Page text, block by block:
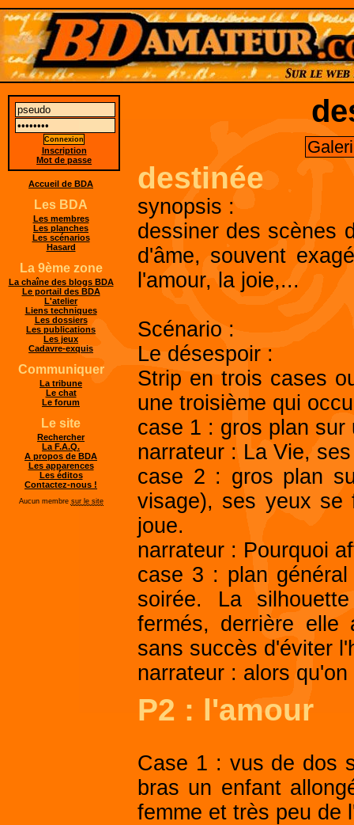
destinée
synopsis :
dessiner des scènes
d'âme, souvent
l'amour, la joie,...
Scénario :
Le désespoir :
Strip en trois cases
une troisième qui
case 1 : gros plan
narrateur : La Vie,
case 2 : gros plan
visage), ses yeux se
joue.
narrateur : Pourquoi
case 3 : plan
soirée. La
fermés, derrière elle
sans succès d'éviter
narrateur : alors
P2 : l'amour
Case 1 : vus de dos
bras un enfant
femme et très peu de
Inscription
Mot de passe
Accueil de BDA
Les BDA
Les membres
Les planches
Les scénarios
Hasard
La 9ème zone
La chaîne des blogs BDA
Le portail des BDA
L'atelier
Liens techniques
Les dossiers
Les publications
Les jeux
Cadavre-exquis
Communiquer
La tribune
Le chat
Le forum
Le site
Rechercher
La F.A.Q.
A propos de BDA
Les apparences
Les éditos
Contactez-nous !
Aucun membre sur le site